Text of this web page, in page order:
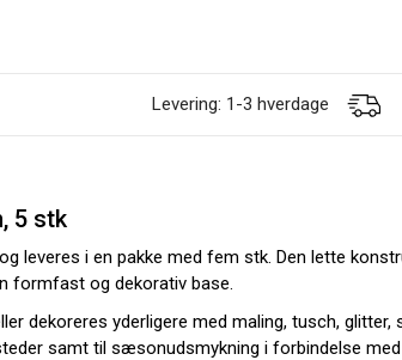
Levering: 1-3 hverdage
5 stk
leveres i en pakke med fem stk. Den lette
formfast og dekorativ base.
dekoreres yderligere med maling, tusch,
samt til sæsonudsmykning i forbindelse